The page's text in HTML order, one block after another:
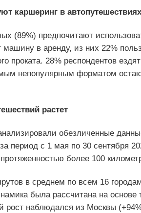
каршеринг в автопутешествиях
(89%) предпочитают
машину в аренду, из них 22%
проката. 28% респондентов
непопулярным форматом
растет
обезличенные
период с 1 мая по 30 сентября
более 100
в среднем по всем 16
была рассчитана на основе
рост наблюдался из Москвы